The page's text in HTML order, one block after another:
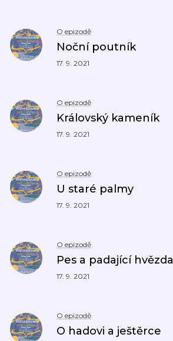
O epizodě
Noční poutník
17. 9. 2021
O epizodě
Královský kameník
17. 9. 2021
O epizodě
U staré palmy
17. 9. 2021
O epizodě
Pes a padající hvězda
17. 9. 2021
O epizodě
O hadovi a ještěrce